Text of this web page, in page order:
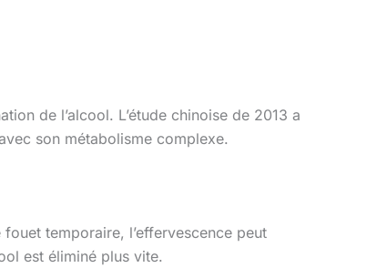
de l’alcool. L’étude chinoise de 2013 a
son métabolisme complexe.
temporaire, l’effervescence peut
est éliminé plus vite.